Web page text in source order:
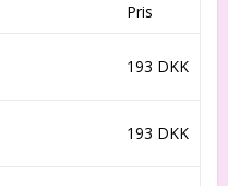
Pris
193 DKK
193 DKK